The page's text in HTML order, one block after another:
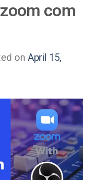
com
on April 15,